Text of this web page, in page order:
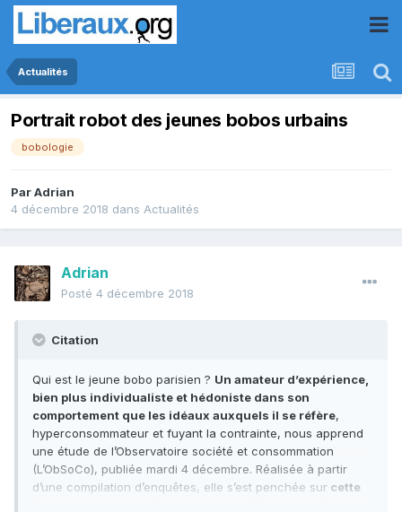
Actualités
Portrait robot des jeunes bobos urbains
bobologie
ParAdrian
4 décembre 2018 dans Actualités
Adrian
Posté 4 décembre 2018
Citation
Qui est le jeune bobo parisien ? Un amateur d’expérience,
bien plus individualiste et hédoniste dans son
comportement que les idéaux auxquels il se réfère,
hyperconsommateur et fuyant la contrainte, nous apprend
une étude de l’Observatoire société et consommation
(L’ObSoCo), publiée mardi 4 décembre. Réalisée à partir
d’une compilation d’enquêtes, elle s’est penchée sur cette